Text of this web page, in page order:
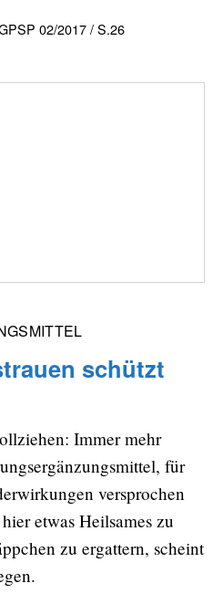
02/2017 / S.26
schützt
Immer mehr
für
versprochen
etwas Heilsames zu
zu ergattern, scheint